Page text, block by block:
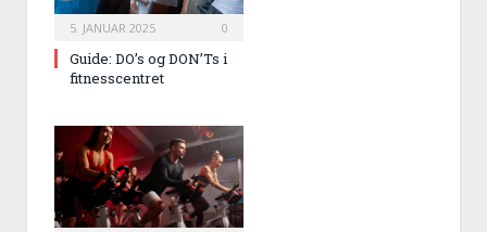
5. JANUAR 2025 0
Guide: DO’s og DON’Ts i
fitnesscentret